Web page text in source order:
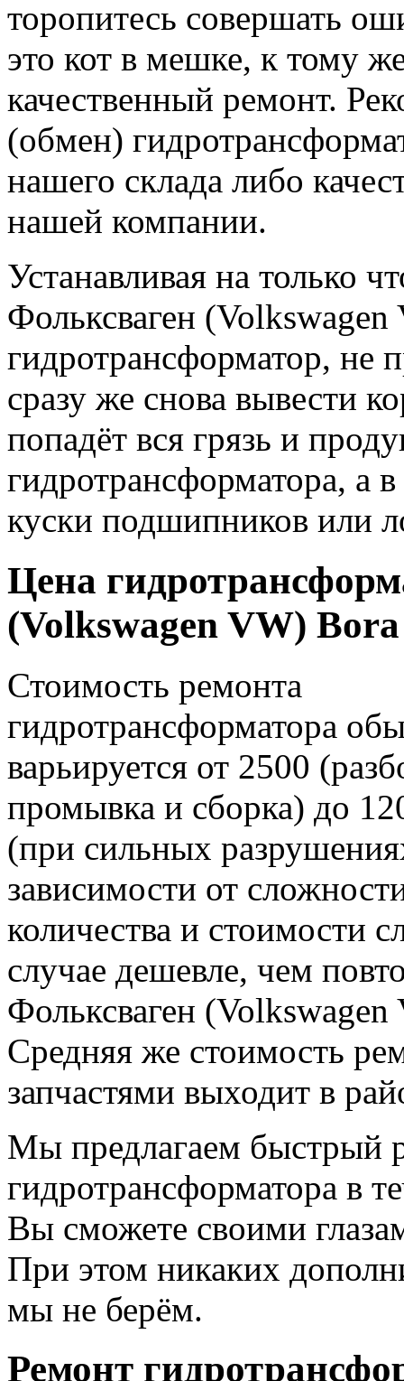
торопитесь совершать
это кот в мешке, к тому
качественный ремонт.
(обмен)
нашего склада либо
нашей компании.
Устанавливая на только
Фольксваген
гидротрансформатор, не
сразу же снова вывести
попадёт вся грязь и
гидротрансформатора, а
куски подшипников или
Цена
(Volkswagen VW) Bora
Стоимость ремонта
гидротрансформатора
варьируется от 2500
промывка и сборка) до
(при сильных
зависимости от
количества и стоимости
случае дешевле, чем
Фольксваген
Средняя же стоимость
запчастями выходит в
Мы предлагаем быстрый
гидротрансформатора в
Вы сможете своими
При этом никаких
мы не берём.
Ремонт